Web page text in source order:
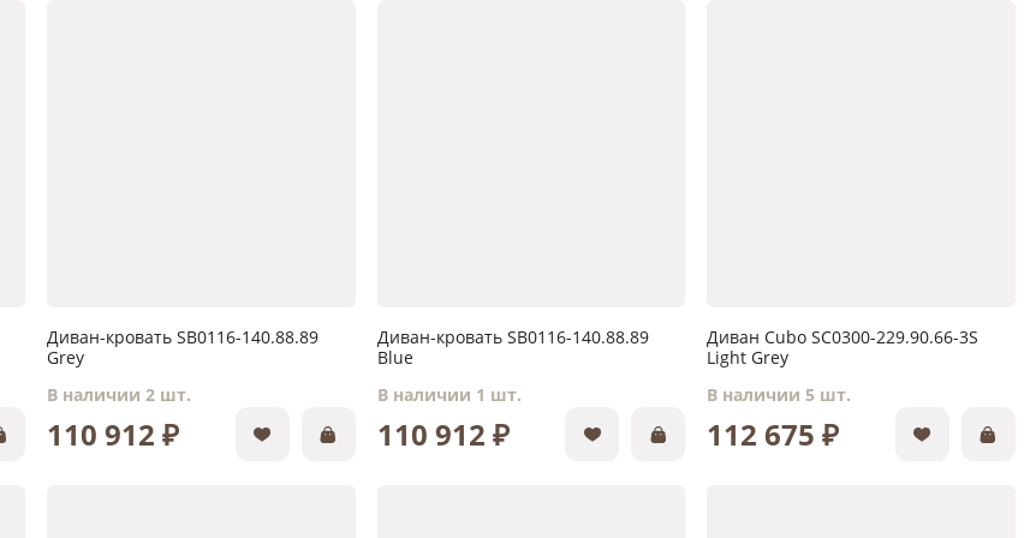
Диван-кровать SB0116-140.88.89
Grey
В наличии 2 шт.
110 912 ₽
Диван-кровать SB0116-140.88.89
Blue
В наличии 1 шт.
110 912 ₽
Диван Cubo SC0300-229.90.66-3S
Light Grey
В наличии 5 шт.
112 675 ₽